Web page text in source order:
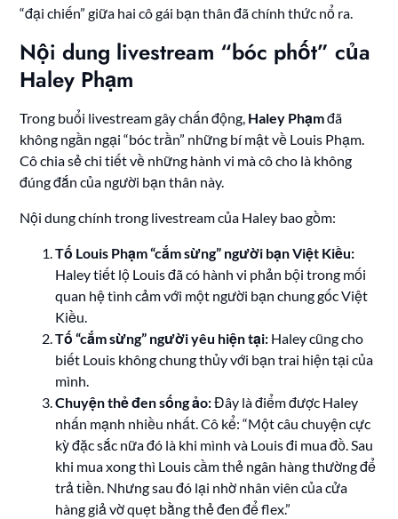
“đại chiến” giữa hai cô gái bạn thân đã chính thức nổ ra.
Nội dung livestream “bóc phốt” của
Haley Phạm
Trong buổi livestream gây chấn động, Haley Phạmđã
không ngần ngại “bóc trần” những bí mật về Louis Phạm.
Cô chia sẻ chi tiết về những hành vi mà cô cho là không
đúng đắn của người bạn thân này.
Nội dung chính trong livestream của Haley bao gồm:
Tố Louis Phạm “cắm sừng” người bạn Việt Kiều:
Haley tiết lộ Louis đã có hành vi phản bội trong mối
quan hệ tình cảm với một người bạn chung gốc Việt
Kiều.
Tố “cắm sừng” người yêu hiện tại: Haley cũng cho
biết Louis không chung thủy với bạn trai hiện tại của
mình.
Chuyện thẻ đen sống ảo:Đây là điểm được Haley
nhấn mạnh nhiều nhất. Cô kể: “Một câu chuyện cực
kỳ đặc sắc nữa đó là khi mình và Louis đi mua đồ. Sau
khi mua xong thì Louis cầm thẻ ngân hàng thường để
trả tiền. Nhưng sau đó lại nhờ nhân viên của cửa
hàng giả vờ quẹt bằng thẻ đen để flex.”